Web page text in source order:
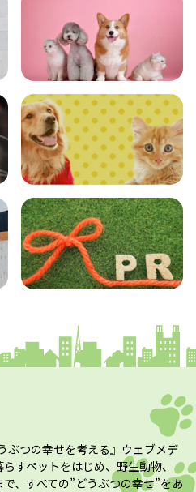
図鑑
クイズ
ぶつの幸せを考える』ウェブメデ
すペットをはじめ、野生動物、
、すべての”どうぶつの幸せ”をあ